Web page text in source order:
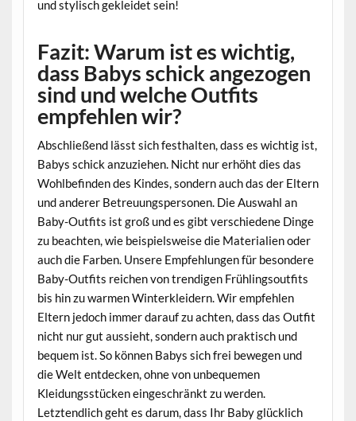
und stylisch gekleidet sein!
Fazit: Warum ist es wichtig,
dass Babys schick angezogen
sind und welche Outfits
empfehlen wir?
Abschließend lässt sich festhalten, dass es wichtig ist,
Babys schick anzuziehen. Nicht nur erhöht dies das
Wohlbefinden des Kindes, sondern auch das der Eltern
und anderer Betreuungspersonen. Die Auswahl an
Baby-Outfits ist groß und es gibt verschiedene Dinge
zu beachten, wie beispielsweise die Materialien oder
auch die Farben. Unsere Empfehlungen für besondere
Baby-Outfits reichen von trendigen Frühlingsoutfits
bis hin zu warmen Winterkleidern. Wir empfehlen
Eltern jedoch immer darauf zu achten, dass das Outfit
nicht nur gut aussieht, sondern auch praktisch und
bequem ist. So können Babys sich frei bewegen und
die Welt entdecken, ohne von unbequemen
Kleidungsstücken eingeschränkt zu werden.
Letztendlich geht es darum, dass Ihr Baby glücklich